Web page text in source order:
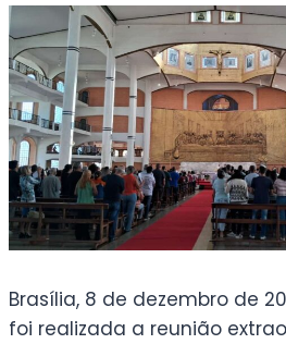
Brasília, 8 de dezembro de
foi realizada a reunião